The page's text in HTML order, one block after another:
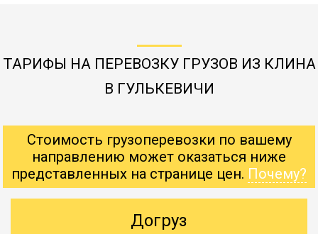
ТАРИФЫ НА ПЕРЕВОЗКУ ГРУЗОВ ИЗ КЛИНА
В ГУЛЬКЕВИЧИ
Стоимость грузоперевозки по вашему
направлению может оказаться ниже
представленных на странице цен. Почему?
Догруз